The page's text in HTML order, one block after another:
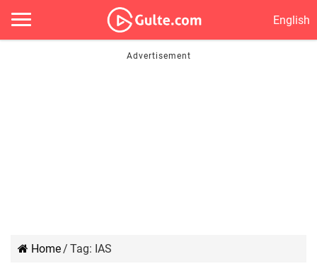
English
Home/ Tag: IAS